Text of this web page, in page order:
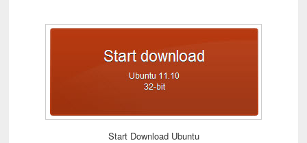
Start Download Ubuntu